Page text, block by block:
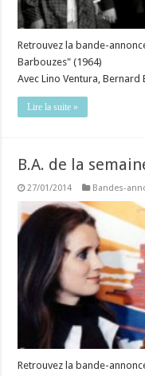
Retrouvez la bande-
Barbouzes" (1964)
Avec Lino Ventura, Bernard
Lire la suite »
B.A. de la
27/01/2014 Bandes-
Retrouvez la bande-